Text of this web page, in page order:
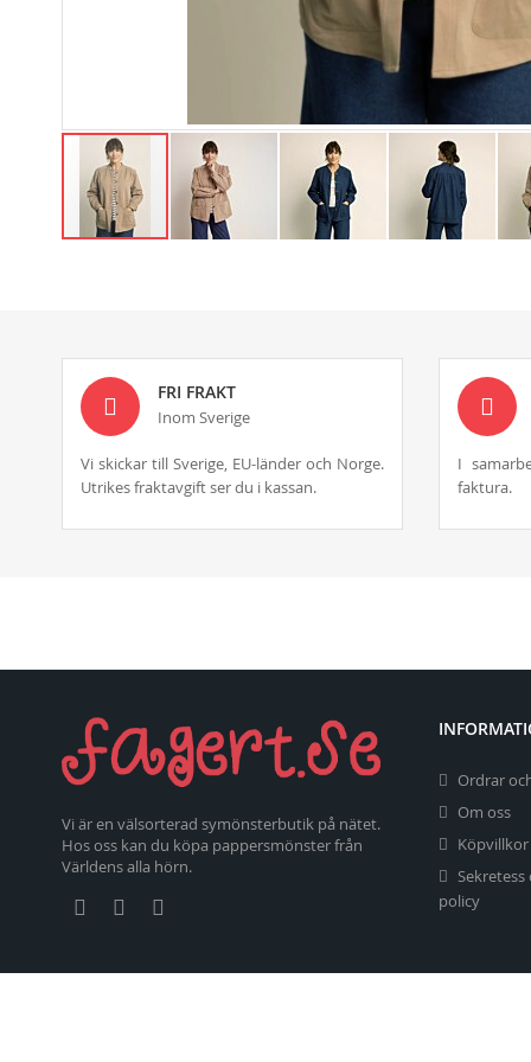
the
images
gallery
FRI FRAKT
Inom Sverige
Vi skickar till Sverige, EU-länder och Norge.
Utrikes fraktavgift ser du i kassan.
I
faktura.
Vi är en välsorterad symönsterbutik på nätet.
Hos oss kan du köpa pappersmönster från
Världens alla hörn.
Ordrar
Om oss
Köpvillkor
Sekretess
policy